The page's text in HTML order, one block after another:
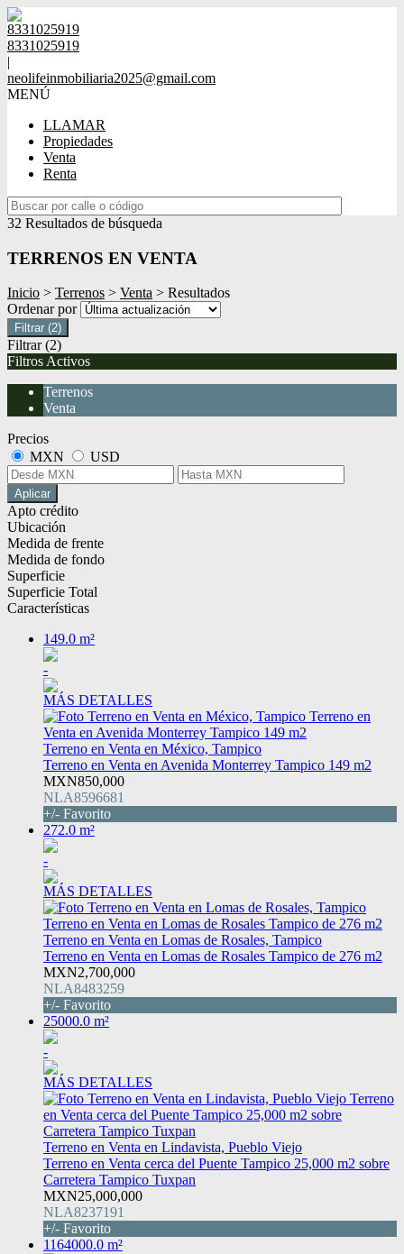
8331025919
8331025919
|
neolifeinmobiliaria2025@gmail.com
MENÚ
LLAMAR
Propiedades
Venta
Renta
32 Resultados de búsqueda
TERRENOS EN VENTA
Inicio > Terrenos > Venta > Resultados
Ordenar por
Filtrar (2)
Filtrar (2)
Filtros Activos
Terrenos
Venta
Precios
MXN
USD
Aplicar
Apto crédito
Ubicación
Medida de frente
Medida de fondo
Superficie
Superficie Total
Características
149.0 m²
-
MÁS DETALLES
Terreno en Venta en México, Tampico
Terreno en Venta en Avenida Monterrey Tampico 149 m2
MXN850,000
NLA8596681
+/- Favorito
272.0 m²
-
MÁS DETALLES
Terreno en Venta en Lomas de Rosales, Tampico
Terreno en Venta en Lomas de Rosales Tampico de 276 m2
MXN2,700,000
NLA8483259
+/- Favorito
25000.0 m²
-
MÁS DETALLES
Terreno en Venta en Lindavista, Pueblo Viejo
Terreno en Venta cerca del Puente Tampico 25,000 m2 sobre
Carretera Tampico Tuxpan
MXN25,000,000
NLA8237191
+/- Favorito
1164000.0 m²